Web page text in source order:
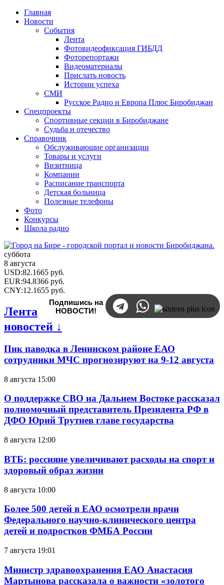
Главная
Новости
События
Лента
Фотовидеофиксация ГИБДД
Фоторепортажи
Видеоматериалы
Прислать новость
Истории успеха
СМИ
Русское Радио и Европа Плюс Биробиджан
Спецпроекты
Спортивные секции в Биробиджане
Судьба и отечество
Справочник
Обслуживающие организации
Товары и услуги
Визитница
Компании
Расписание транспорта
Детская больница
Полезные телефоны
Фото
Конкурсы
Школа радио
суббота
8 августа
USD:82.1665 руб.
EUR:94.8366 руб.
CNY:12.1655 руб.
Подпишись на
НОВОСТИ!
Лента
новостей ↓
Пик паводка в Ленинском районе ЕАО
сотрудники МЧС прогнозируют на 9-12 августа
8 августа 15:00
О поддержке СВО на Дальнем Востоке рассказал
полномочный представитель Президента РФ в
ДФО Юрий Трутнев главе государства
8 августа 12:00
ВТБ: россияне увеличивают расходы на спорт и
здоровый образ жизни
8 августа 10:00
Более 500 детей в ЕАО осмотрели врачи
Федерального научно-клинического центра
детей и подростков ФМБА России
7 августа 19:01
Министр здравоохранения ЕАО Анастасия
Мартынова рассказала о важности «золотого